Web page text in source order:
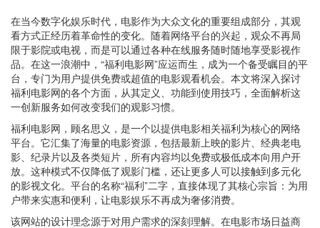
在当今数字化娱乐时代，电影作为大众文化的重要组成部分，其观
看方式正经历着革命性的变化。随着网络平台的兴起，观众不再局
限于影院或电视，而是可以通过各种在线服务随时随地享受影视作
品。在这一浪潮中，“福利电影网”应运而生，成为一个备受瞩目的平
台，专门为用户提供免费或超值的电影观看机会。本文将深入探讨
福利电影网的各个方面，从其定义、功能到使用技巧，全面解析这
一创新服务如何改变我们的观影习惯。
福利电影网，顾名思义，是一个以提供电影相关福利为核心的网络
平台。它汇集了海量的电影资源，包括最新上映的影片、经典老电
影、纪录片以及各类短片，所有内容均以免费或极低成本向用户开
放。这种模式不仅降低了观影门槛，还让更多人可以接触到多元化
的影视文化。平台的名称“福利”二字，直接体现了其核心宗旨：为用
户带来实惠和便利，让电影娱乐不再成为奢侈消费。
该网站的设计理念源于对用户需求的深刻理解。在电影市场日益商